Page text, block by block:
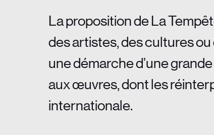
La proposition de La
des artistes, des cultures
une démarche d’une
aux œuvres, dont les
internationale.